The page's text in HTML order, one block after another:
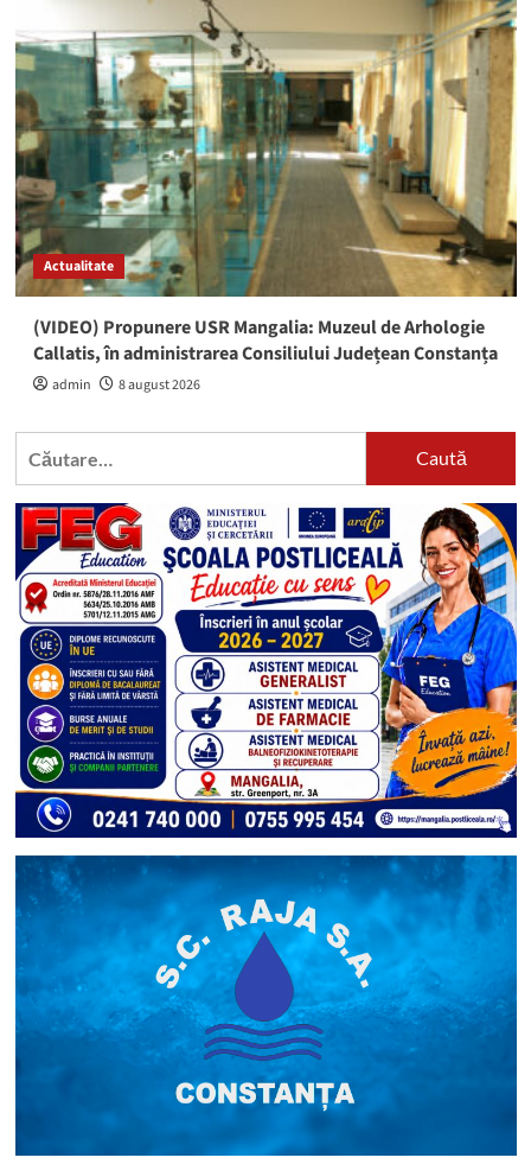
Actualitate
(VIDEO) Propunere USR Mangalia: Muzeul de Arhologie
Callatis, în administrarea Consiliului Județean Constanța
admin 8 august 2026
Caută